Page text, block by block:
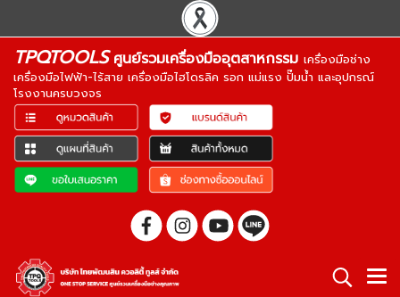
TPQTOOLSศูนย์รวมเครื่องมืออุตสาหกรรม เครื่องมือช่าง
เครื่องมือไฟฟ้า-ไร้สาย เครื่องมือไฮโดรลิค รอก แม่แรง ปั๊มน้ำ และอุปกรณ์
โรงงานครบวงจร